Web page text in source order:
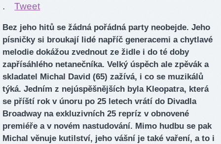
. Tweet
Bez jeho hitů se žádná pořádná party neobejde. Jeho
písničky si broukají lidé napříč generacemi a chytlavé
melodie dokážou zvednout ze židle i do té doby
zapřísáhlého netanečníka. Velký úspěch ale zpěvák a
skladatel Michal David (65) zažívá, i co se muzikálů
týká. Jedním z nejúspěšnějších byla Kleopatra, která
se příští rok v únoru po 25 letech vrátí do Divadla
Broadway na exkluzivních 25 repríz v obnovené
premiéře a v novém nastudování. Mimo hudbu se pak
Michal věnuje kutilství, jeho vášní je také vaření, a to i